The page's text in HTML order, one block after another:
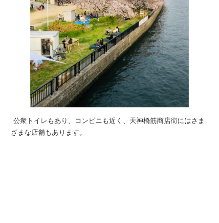
公衆トイレもあり、コンビニも近く、天神橋筋商店街にはさま
ざまな店舗もあります。